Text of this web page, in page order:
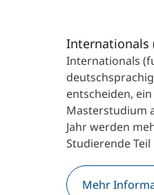
Internationals
Internationals
entscheiden,
Masterstudium
Jahr werden
Studierende
Mehr